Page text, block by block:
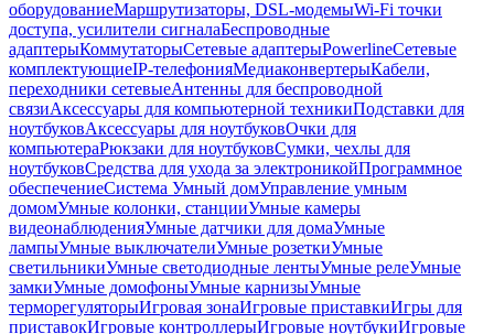
оборудованиеМаршрутизаторы, DSL-модемыWi-Fi точки
доступа, усилители сигналаБеспроводные
адаптерыКоммутаторыСетевые адаптерыPowerlineСетевые
комплектующиеIP-телефонияМедиаконвертерыКабели,
переходники сетевыеАнтенны для беспроводной
связиАксессуары для компьютерной техникиПодставки для
ноутбуковАксессуары для ноутбуковОчки для
компьютераРюкзаки для ноутбуковСумки, чехлы для
ноутбуковСредства для ухода за электроникойПрограммное
обеспечениеСистема Умный домУправление умным
домомУмные колонки, станцииУмные камеры
видеонаблюденияУмные датчики для домаУмные
лампыУмные выключателиУмные розеткиУмные
светильникиУмные светодиодные лентыУмные релеУмные
замкиУмные домофоныУмные карнизыУмные
терморегуляторыИгровая зонаИгровые приставкиИгры для
приставокИгровые контроллерыИгровые ноутбукиИгровые